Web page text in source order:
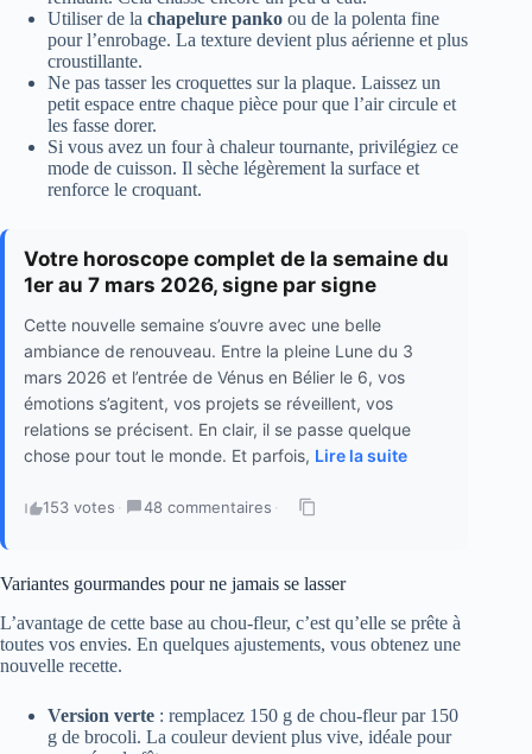
Utiliser de la chapelure panko ou de la polenta fine
pour l’enrobage. La texture devient plus aérienne et plus
croustillante.
Ne pas tasser les croquettes sur la plaque. Laissez un
petit espace entre chaque pièce pour que l’air circule et
les fasse dorer.
Si vous avez un four à chaleur tournante, privilégiez ce
mode de cuisson. Il sèche légèrement la surface et
renforce le croquant.
Votre horoscope complet de la semaine du
1er au 7 mars 2026, signe par signe
Cette nouvelle semaine s’ouvre avec une belle
ambiance de renouveau. Entre la pleine Lune du 3
mars 2026 et l’entrée de Vénus en Bélier le 6, vos
émotions s’agitent, vos projets se réveillent, vos
relations se précisent. En clair, il se passe quelque
chose pour tout le monde. Et parfois, Lire la suite
153 votes · 48 commentaires ·
Variantes gourmandes pour ne jamais se lasser
L’avantage de cette base au chou-fleur, c’est qu’elle se prête à
toutes vos envies. En quelques ajustements, vous obtenez une
nouvelle recette.
Version verte : remplacez 150 g de chou-fleur par 150
g de brocoli. La couleur devient plus vive, idéale pour